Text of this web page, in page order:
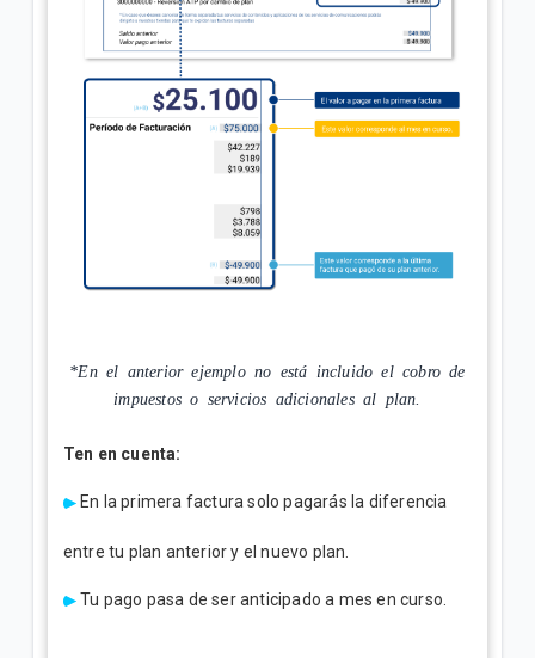
*En el anterior ejemplo no está incluido el cobro de
impuestos o servicios adicionales al plan.
Ten en cuenta:
En la primera factura solo pagarás la diferencia
entre tu plan anterior y el nuevo plan.
Tu pago pasa de ser anticipado a mes en curso.